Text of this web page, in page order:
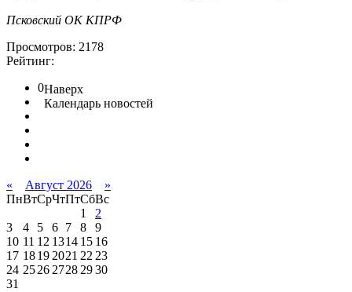
Псковский ОК КПРФ
Просмотров: 2178
Рейтинг:
0Наверх
Календарь новостей
« Август 2026
»
ПнВтСрЧтПтСбВс
1
2
3
4 5 6 7 8
9
10 11 12 1314 15 16
17 18192021 2223
24 252627282930
31